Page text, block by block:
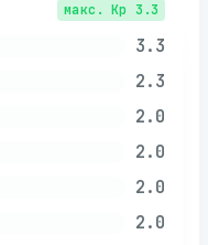
макс. Kp 3.3
3.3
2.3
2.0
2.0
2.0
2.0